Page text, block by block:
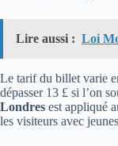
Lire aussi : Loi
Le tarif du billet varie
dépasser 13 £ si l’on
Londres est appliqué
les visiteurs avec